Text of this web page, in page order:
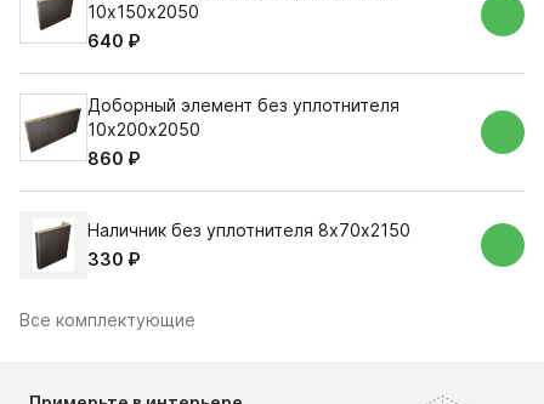
10х150х2050
640 ₽
Доборный элемент без уплотнителя
10х200х2050
860 ₽
Наличник без уплотнителя 8х70х2150
330 ₽
Все комплектующие